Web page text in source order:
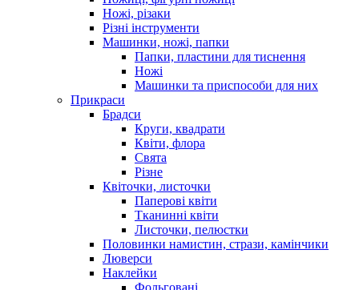
Ножі, різаки
Різні інструменти
Машинки, ножі, папки
Папки, пластини для тиснення
Ножі
Машинки та приспособи для них
Прикраси
Брадси
Круги, квадрати
Квіти, флора
Свята
Різне
Квіточки, листочки
Паперові квіти
Тканинні квіти
Листочки, пелюстки
Половинки намистин, стрази, камінчики
Люверси
Наклейки
Фольговані